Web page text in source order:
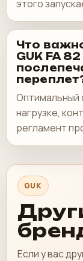
этого
Что
GUK FA
Оптимальный
нагрузке,
регламент
GUK
Если у вас